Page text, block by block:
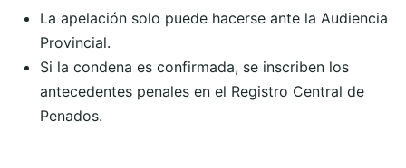
La apelación solo puede hacerse ante la Audiencia
Provincial.
Si la condena es confirmada, se inscriben los
antecedentes penales en el Registro Central de
Penados.